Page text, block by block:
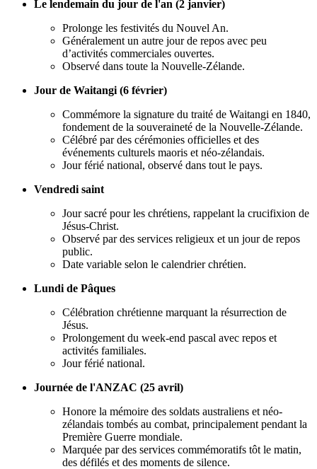
Le lendemain du jour de l'an (2 janvier)
Prolonge les festivités du Nouvel An.
Généralement un autre jour de repos avec peu
d’activités commerciales ouvertes.
Observé dans toute la Nouvelle-Zélande.
Jour de Waitangi (6 février)
Commémore la signature du traité de Waitangi en 1840,
fondement de la souveraineté de la Nouvelle-Zélande.
Célébré par des cérémonies officielles et des
événements culturels maoris et néo-zélandais.
Jour férié national, observé dans tout le pays.
Vendredi saint
Jour sacré pour les chrétiens, rappelant la crucifixion de
Jésus-Christ.
Observé par des services religieux et un jour de repos
public.
Date variable selon le calendrier chrétien.
Lundi de Pâques
Célébration chrétienne marquant la résurrection de
Jésus.
Prolongement du week-end pascal avec repos et
activités familiales.
Jour férié national.
Journée de l'ANZAC (25 avril)
Honore la mémoire des soldats australiens et néo-
zélandais tombés au combat, principalement pendant la
Première Guerre mondiale.
Marquée par des services commémoratifs tôt le matin,
des défilés et des moments de silence.